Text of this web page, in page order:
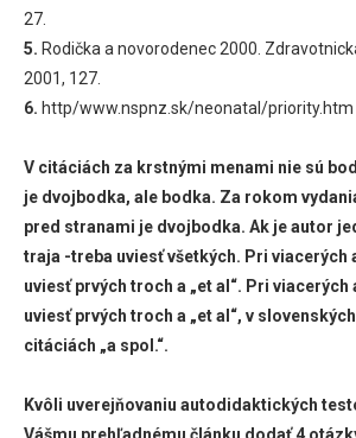
27.
5. Rodička a novorodenec 2000.
2001, 127.
6. http/www.nspnz.sk/neonatal/priority.htm
V citáciách za krstnými menami nie sú
je dvojbodka, ale bodka. Za rokom
pred stranami je dvojbodka. Ak je autor
traja -treba uviesť všetkých. Pri viacerých
uviesť prvých troch a „et al“. Pri
uviesť prvých troch a „et al“, v
citáciách „a spol.“.
Kvôli uverejňovaniu autodidaktických
Vášmu prehľadnému článku dodať 4